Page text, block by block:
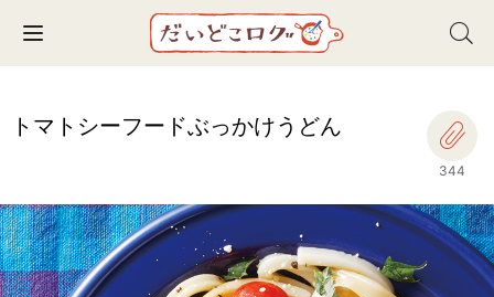
Toggle navigation
トマトシーフードぶっかけうどん
344